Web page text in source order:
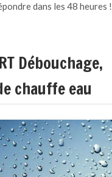
dans les 48 heures !
Débouchage,
chauffe eau